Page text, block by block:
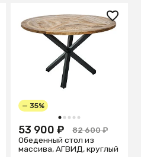
1 2 3 4 5
— 35%
53 900 ₽
82 600 ₽
Обеденный стол из
массива, АГВИД, круглый